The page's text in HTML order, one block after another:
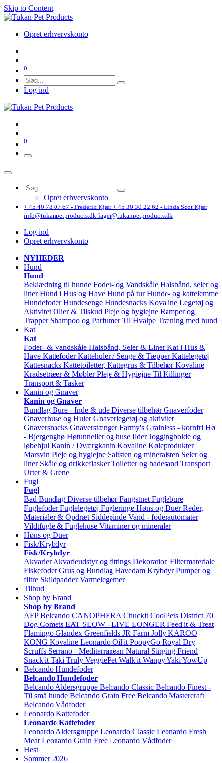
Skip to Content
Opret erhvervskonto
0
Log ind
0
Opret erhvervskonto
+ 45 40 78 07 67 - Frederik Kjær + 45 30 30 22 62 - Linda Scot Kjær
info@tukanpetproducts.dk lager@tukanpetproducts.dk
Log ind
Opret erhvervskonto
NYHEDER
Hund
Hund
Beklædning til hunde Foder- og Vandskåle Halsbånd, seler og
liner Hund i Hus og Have Hund på tur Hunde- og kattelemme
Hundefoder Hundesenge Hundesnacks Kovaline Legetøj og
Aktivitet Olier & Tilskud Pleje og hygiejne Ramper og
Trapper Shampoo og Parfumer Til Hvalpe Træning med hund
Kat
Kat
Foder- & Vandskåle Halsbånd, Seler & Liner Kat i Hus &
Have Kattefoder Kattehuler / Senge & Tæpper Kattelegetøj
Kattesnacks Kattetoiletter, Kattegrus & Tilbehør Kovaline
Kradsetræer & Møbler Pleje & Hygiejne Til Killinger
Transport & Tasker
Kanin og Gnaver
Kanin og Gnaver
Bundlag Bure - Inde & ude Diverse tilbehør Gnaverfoder
Gnaverhuse og Huler Gnaverlegetøj og aktivitet
Gnaversnacks Gnaverstænger Farmy's Grainless - kornfri Hø
- Bjergenghø Høtunneller og huse Ilder Joggingbolde og
løbehjul Kanin / Dværgkanin Kovaline Køleprodukter
Marsvin Pleje og hygiejne Saltsten og mineralsten Seler og
liner Skåle og drikkeflasker Toiletter og badesand Transport
Urter & Grene
Fugl
Fugl
Bad Bundlag Diverse tilbehør Fangstnet Fuglebure
Fuglefoder Fuglelegetøj Fugleringe Høns og Duer Reder,
Materialer & Opdræt Siddepinde Vand - foderautomater
Vildtfugle & Fuglehuse Vitaminer og mineraler
Høns og Duer
Fisk/Krybdyr
Fisk/Krybdyr
Akvarier Akvarieudstyr og fittings Dekoration Filtermateriale
Fiskefoder Grus og Bundlag Havedam Krybdyr Pumper og
filtre Skildpadder Varmelegemer
Tilbud
Shop by Brand
Shop by Brand
AFP Belcando CANOPHERA Chuckit CoolPets District 70
Dog Comets EAT SLOW - LIVE LONGER Feed'it & Treat
Flamingo Glandex Greenfields JR Farm Jolly KAROO
KONG Kovaline Leonardo Oil'it PoopyGo Royal Dry
Scruffs Serrano - Mediterranean Natural Singing Friend
Snack'it Taki Truly VeggiePet Walk'it WanpyYaki YowUp
Belcando Hundefoder
Belcando Hundefoder
Belcando Aldersgruppe Belcando Classic Belcando Finest -
Til små hunde Belcando Grain Free Belcando Mastercraft
Belcando Vådfoder
Leonardo Kattefoder
Leonardo Kattefoder
Leonardo Aldersgruppe Leonardo Classic Leonardo Fresh
Meat Leonardo Grain Free Leonardo Vådfoder
Hest
Sommer 2026